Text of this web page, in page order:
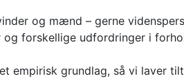
og mænd – gerne
forskellige udfordringer i
grundlag, så vi laver